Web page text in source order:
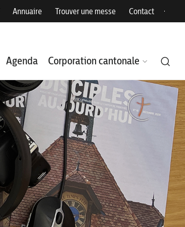
Annuaire Trouver une messe Contact
Agenda Corporation cantonale